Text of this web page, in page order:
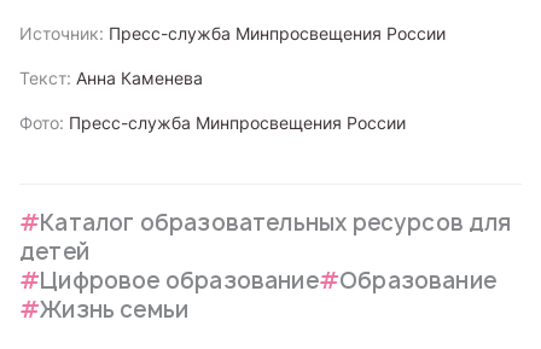
Источник: Пресс-служба Минпросвещения России
Текст: Анна Каменева
Фото: Пресс-служба Минпросвещения России
Каталог образовательных ресурсов для
детей
Цифровое образование
Образование
Жизнь семьи